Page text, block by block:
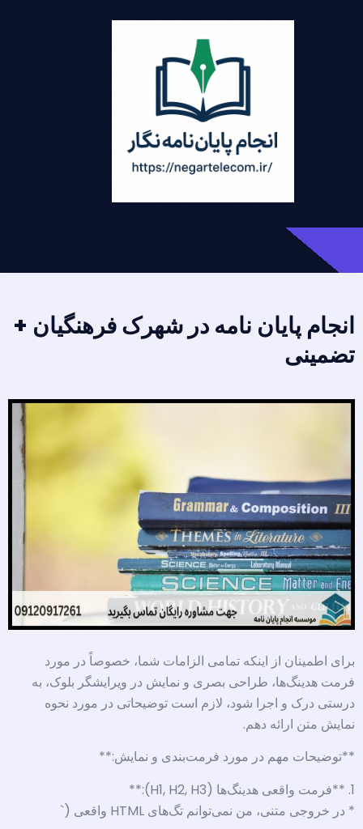
انجام پایان نامه در شهرک فرهنگیان +
تضمینی
برای اطمینان از اینکه تمامی الزامات شما، خصوصاً در مورد
فرمت هدینگ‌ها، طراحی بصری و نمایش در ویرایشگر بلوک، به
درستی درک و اجرا شود، لازم است توضیحاتی در مورد نحوه
نمایش متن ارائه دهم.
**توضیحات مهم در مورد فرمت‌بندی و نمایش:**
1. **فرمت واقعی هدینگ‌ها (H1, H2, H3):**
* در خروجی متنی، من نمی‌توانم تگ‌های HTML واقعی (`